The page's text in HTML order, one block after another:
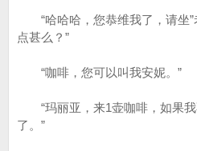
“哈哈哈，您恭维我了，请坐”
点甚么？”
“咖啡，您可以叫我安妮。”
“玛丽亚，来1壶咖啡，如果我
了。”